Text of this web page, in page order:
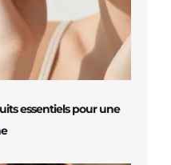
essentiels pour une